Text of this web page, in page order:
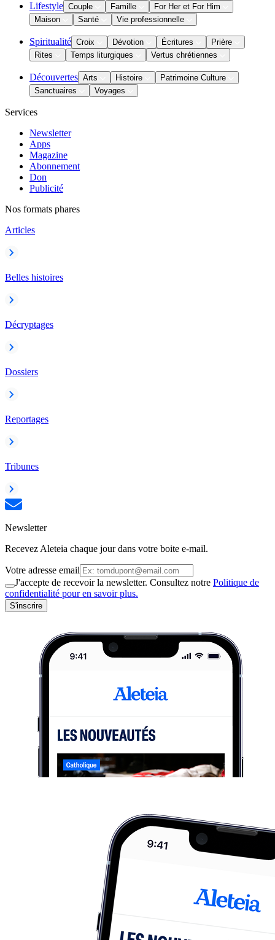
Lifestyle Couple Famille
For Her et For Him
Maison
Santé Vie professionnelle
Spiritualité Croix Dévotion Écritures
Prière
Rites
Temps liturgiques Vertus chrétiennes
Découvertes Arts Histoire
Patrimoine Culture
Sanctuaires
Voyages
Services
Newsletter
Apps
Magazine
Abonnement
Don
Publicité
Nos formats phares
Articles
Belles histoires
Décryptages
Dossiers
Reportages
Tribunes
Newsletter
Recevez Aleteia chaque jour dans votre boite e-mail.
Votre adresse email
J'accepte de recevoir la newsletter. Consultez notre Politique de
confidentialité pour en savoir plus.
S'inscrire